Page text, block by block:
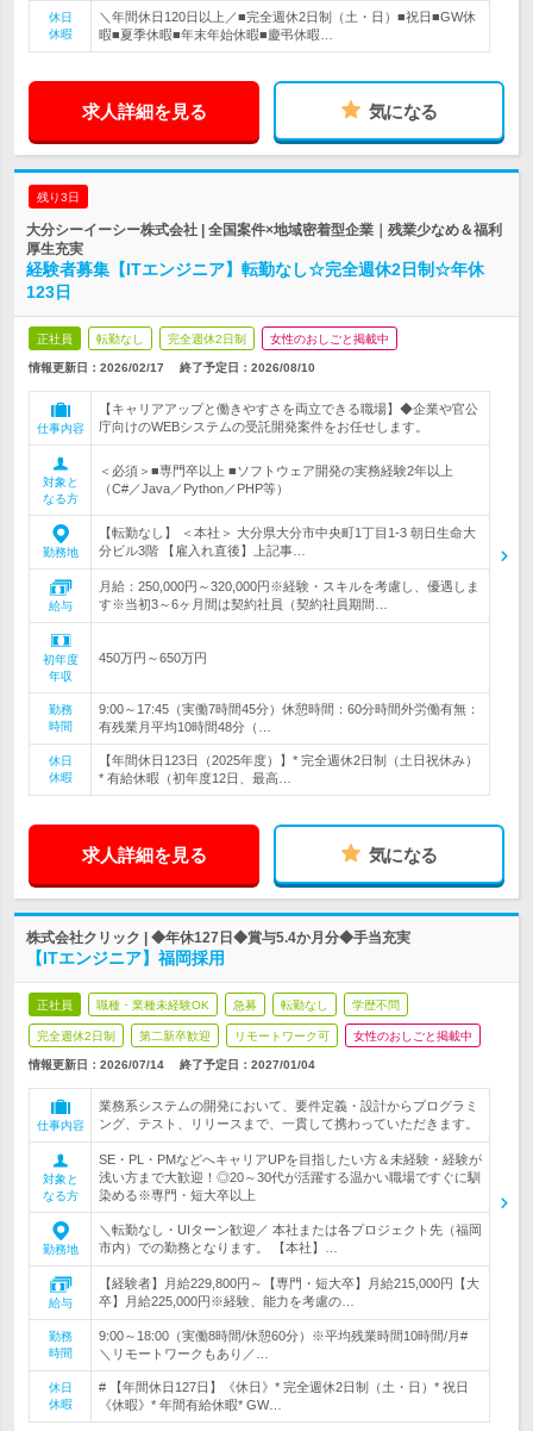
休日
休暇
＼年間休日120日以上／■完全週休2日制（土・日）■祝日■GW休
暇■夏季休暇■年末年始休暇■慶弔休暇…
求人詳細を見る 気になる
残り3日
大分シーイーシー株式会社 | 全国案件×地域密着型企業｜残業少なめ＆福利
厚生充実
経験者募集【ITエンジニア】転勤なし☆完全週休2日制☆年休
123日
正社員 転勤なし 完全週休2日制 女性のおしごと掲載中
情報更新日：2026/02/17 終了予定日： 2026/08/10
仕事内容
【キャリアアップと働きやすさを両立できる職場】◆企業や官公
庁向けのWEBシステムの受託開発案件をお任せします。
対象と
なる方
＜必須＞■専門卒以上 ■ソフトウェア開発の実務経験2年以上
（C#／Java／Python／PHP等）
勤務地
【転勤なし】 ＜本社＞ 大分県大分市中央町1丁目1-3 朝日生命大
分ビル3階 【雇入れ直後】上記事…
給与
月給：250,000円～320,000円※経験・スキルを考慮し、優遇しま
す※当初3～6ヶ月間は契約社員（契約社員期間…
初年度
年収
450万円～650万円
勤務
時間
9:00～17:45（実働7時間45分）休憩時間：60分時間外労働有無：
有残業月平均10時間48分（…
休日
休暇
【年間休日123日（2025年度）】* 完全週休2日制（土日祝休み）
* 有給休暇（初年度12日、最高…
求人詳細を見る 気になる
株式会社クリック | ◆年休127日◆賞与5.4か月分◆手当充実
【ITエンジニア】福岡採用
正社員 職種・業種未経験OK 急募 転勤なし 学歴不問
完全週休2日制 第二新卒歓迎 リモートワーク可 女性のおしごと掲載中
情報更新日：2026/07/14 終了予定日： 2027/01/04
仕事内容
業務系システムの開発において、要件定義・設計からプログラミ
ング、テスト、リリースまで、一貫して携わっていただきます。
対象と
なる方
SE・PL・PMなどへキャリアUPを目指したい方＆未経験・経験が
浅い方まで大歓迎！◎20～30代が活躍する温かい職場ですぐに馴
染める※専門・短大卒以上
勤務地
＼転勤なし・UIターン歓迎／ 本社または各プロジェクト先（福岡
市内）での勤務となります。 【本社】…
給与
【経験者】月給229,800円～【専門・短大卒】月給215,000円【大
卒】月給225,000円※経験、能力を考慮の…
勤務
時間
9:00～18:00（実働8時間/休憩60分）※平均残業時間10時間/月#
＼リモートワークもあり／…
休日
休暇
# 【年間休日127日】《休日》* 完全週休2日制（土・日）* 祝日
《休暇》* 年間有給休暇* GW…